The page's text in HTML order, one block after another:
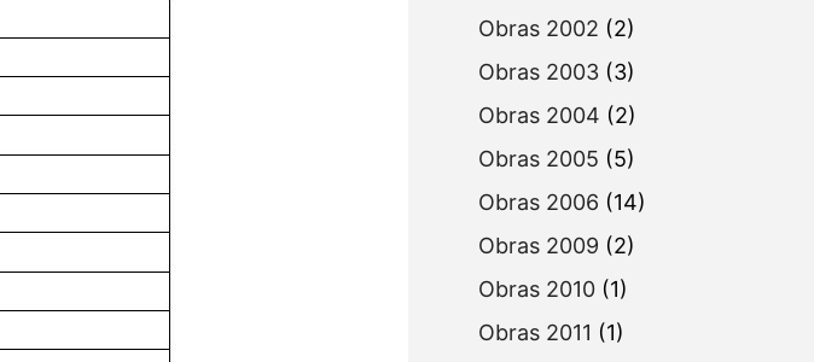
Obras 2002 (2)
Obras 2003 (3)
Obras 2004 (2)
Obras 2005 (5)
Obras 2006 (14)
Obras 2009 (2)
Obras 2010 (1)
Obras 2011 (1)